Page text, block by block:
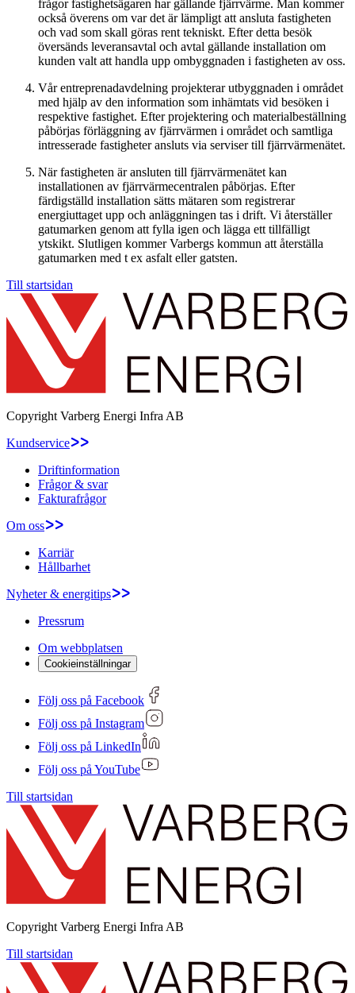
frågor fastighetsägaren har gällande fjärrvärme. Man kommer
också överens om var det är lämpligt att ansluta fastigheten
och vad som skall göras rent tekniskt. Efter detta besök
översänds leveransavtal och avtal gällande installation om
kunden valt att handla upp ombyggnaden i fastigheten av oss.
Vår entreprenadavdelning projekterar utbyggnaden i området
med hjälp av den information som inhämtats vid besöken i
respektive fastighet. Efter projektering och materialbeställning
påbörjas förläggning av fjärrvärmen i området och samtliga
intresserade fastigheter ansluts via serviser till fjärrvärmenätet.
När fastigheten är ansluten till fjärrvärmenätet kan
installationen av fjärrvärmecentralen påbörjas. Efter
färdigställd installation sätts mätaren som registrerar
energiuttaget upp och anläggningen tas i drift. Vi återställer
gatumarken genom att fylla igen och lägga ett tillfälligt
ytskikt. Slutligen kommer Varbergs kommun att återställa
gatumarken med t ex asfalt eller gatsten.
Till startsidan
Copyright Varberg Energi Infra AB
Kundservice
Driftinformation
Frågor & svar
Fakturafrågor
Om oss
Karriär
Hållbarhet
Nyheter & energitips
Pressrum
Om webbplatsen
Cookieinställningar
Följ oss på Facebook
Följ oss på Instagram
Följ oss på LinkedIn
Följ oss på YouTube
Till startsidan
Copyright Varberg Energi Infra AB
Till startsidan